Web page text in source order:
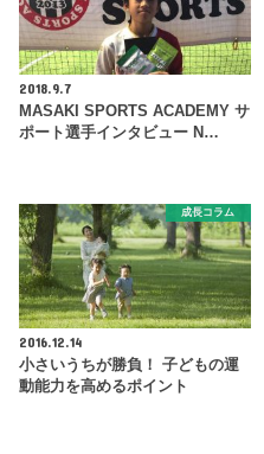
2018.9.7
MASAKI SPORTS ACADEMY サ
ポート選手インタビュー N…
成長コラム
2016.12.14
小さいうちが勝負！ 子どもの運
動能力を高めるポイント